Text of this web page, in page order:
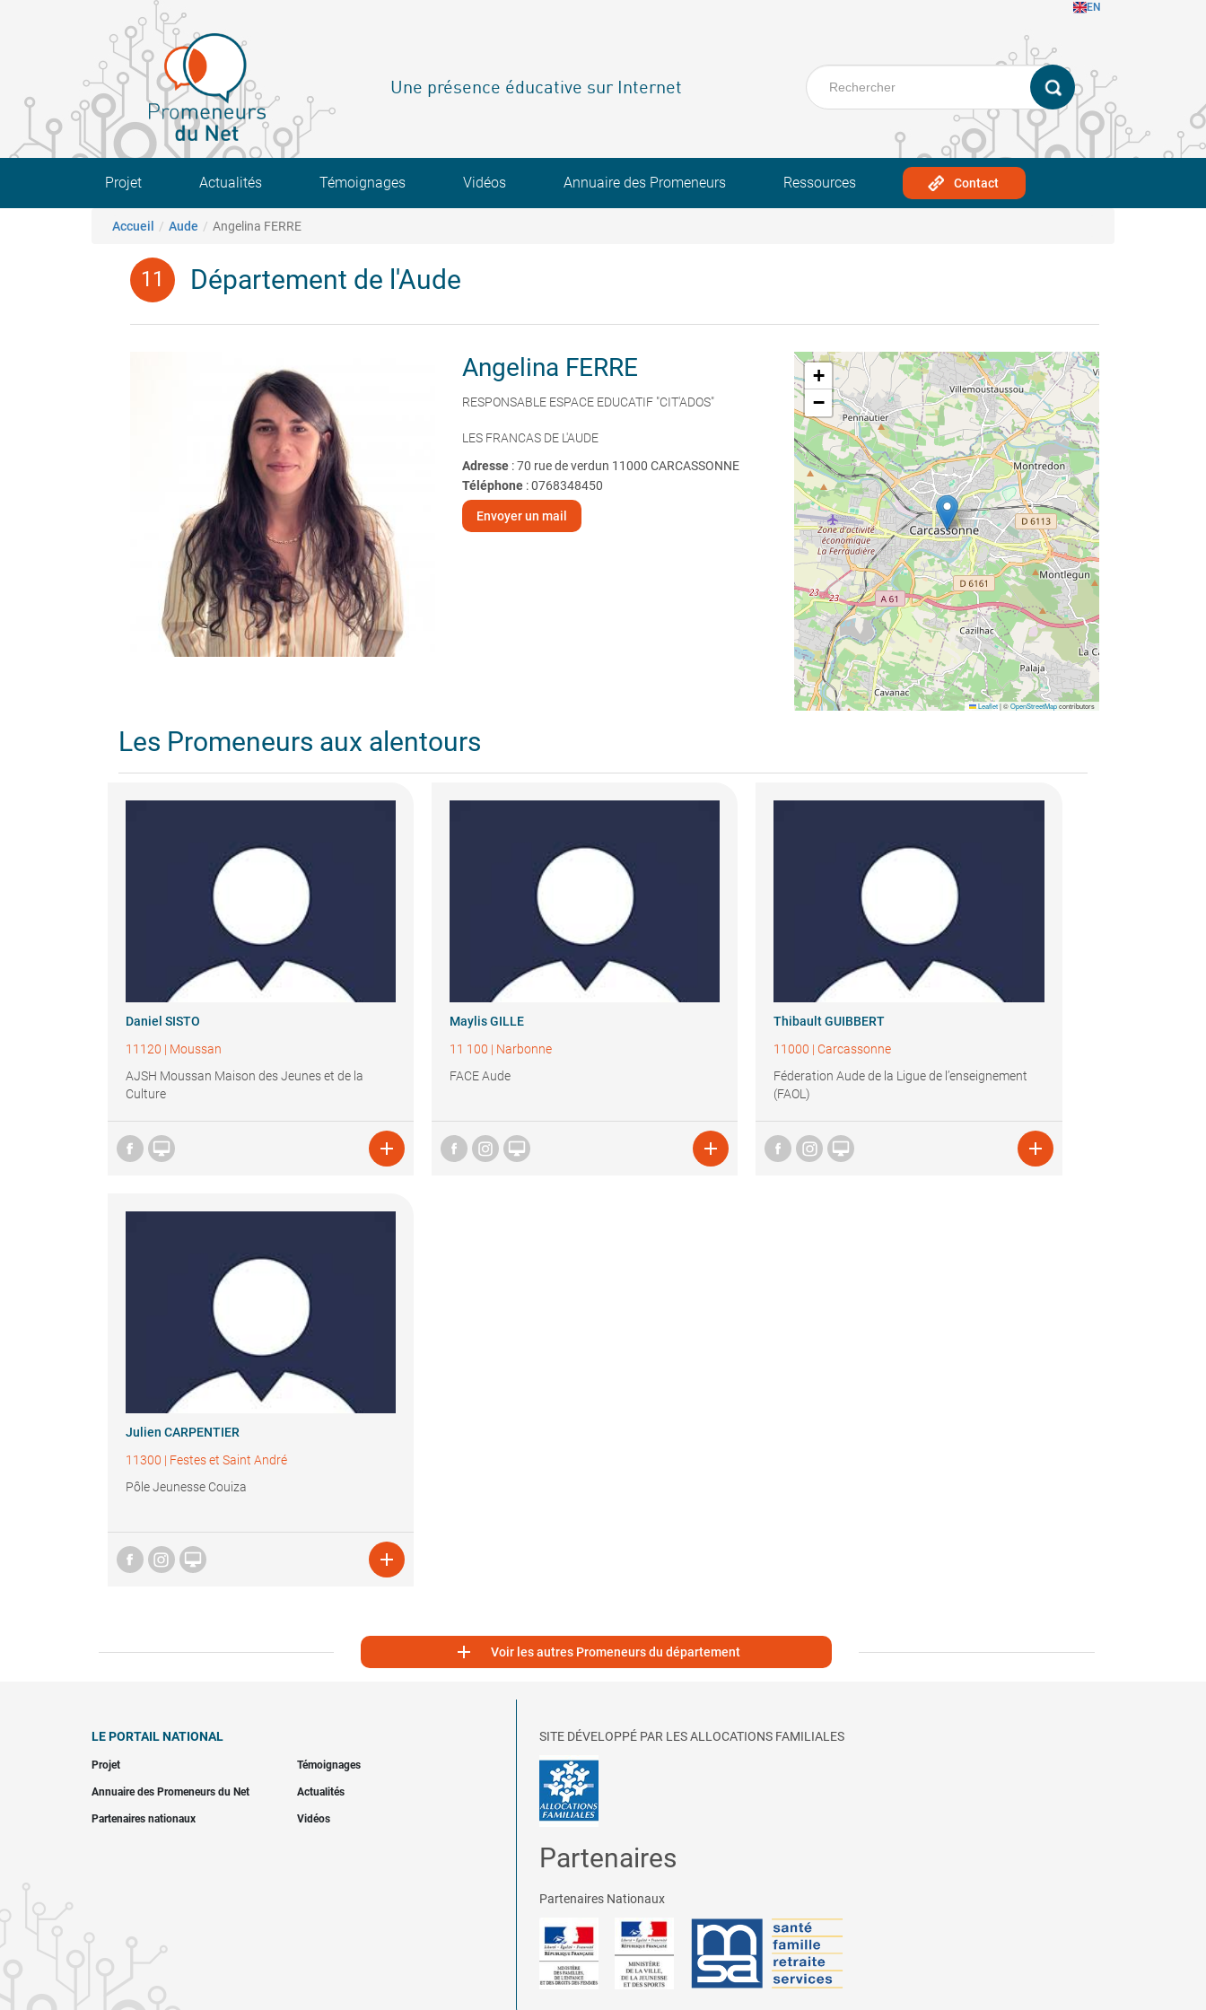
EN
Une présence éducative sur Internet
Main navigation
Projet Actualités Témoignages Vidéos Annuaire des Promeneurs Ressources Contact
Fil d'Ariane
Accueil Aude Angelina FERRE
Département de l'Aude
Angelina FERRE
RESPONSABLE ESPACE EDUCATIF "CIT'ADOS"
LES FRANCAS DE L'AUDE
Adresse : 70 rue de verdun 11000 CARCASSONNE
Téléphone:0768348450
Envoyer un mail
+
−
Leaflet |©OpenStreetMapcontributors
Les Promeneurs aux alentours
Daniel SISTO
11120 | Moussan
AJSH Moussan Maison des Jeunes et de la
Culture
 
Maylis GILLE
11 100 | Narbonne
FACE Aude
 
Thibault GUIBBERT
11000 | Carcassonne
Féderation Aude de la Ligue de l’enseignement
(FAOL)
 
Julien CARPENTIER
11300 | Festes et Saint André
Pôle Jeunesse Couiza
 
 Voir les autres Promeneurs du département
LE PORTAIL NATIONAL
Projet Témoignages
Annuaire des Promeneurs du Net Actualités
Partenaires nationaux Vidéos
SITE DÉVELOPPÉ PAR LES ALLOCATIONS FAMILIALES
Partenaires
Partenaires Nationaux